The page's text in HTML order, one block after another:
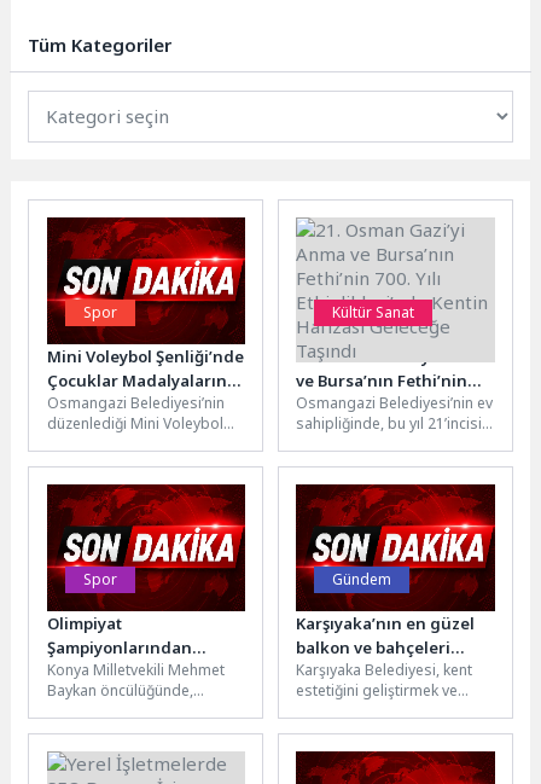
dersiniz?...
Tüm Kategoriler
Spor
Mini Voleybol Şenliği’nde
Çocuklar Madalyalarını
Aldı
Osmangazi Belediyesi’nin
düzenlediği Mini Voleybol
çocuğu voleybol sevgisini
sahalara taşırken,
organizasyon...
Kültür Sanat
21. Osman Gazi’yi Anma
ve Bursa’nın Fethi’nin
700. Yılı Etkinlikleri’nde
Kentin Hafızası Geleceğe
Taşındı
Osmangazi Belediyesi’nin ev
sahipliğinde, bu yıl 21’incisi
Anma ve Bursa’nın Fethi
etkinlikleri...
Spor
Olimpiyat
Şampiyonlarından
Federasyon
Başkanlarına, Spor
Dünyası KTO Karatay’da
Konya Milletvekili Mehmet
Baykan öncülüğünde,
Spor Hizmetleri Genel
Müdürlüğü’nün destekleri
ve...
Gündem
Karşıyaka’nın en güzel
balkon ve bahçeleri
seçiliyor!
Karşıyaka Belediyesi, kent
estetiğini geliştirmek ve
yaşam kültürü oluşturmak
amacıyla geleneksel...